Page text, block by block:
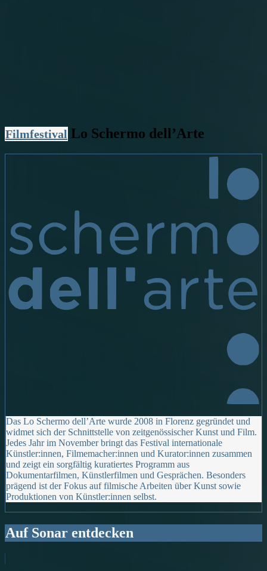
Filmfestival Lo Schermo dell’Arte
Das Lo Schermo dell’Arte wurde 2008 in Florenz gegründet und
widmet sich der Schnittstelle von zeitgenössischer Kunst und Film.
Jedes Jahr im November bringt das Festival internationale
Künstler:innen, Filmemacher:innen und Kurator:innen zusammen
und zeigt ein sorgfältig kuratiertes Programm aus
Dokumentarfilmen, Künstlerfilmen und Gesprächen. Besonders
prägend ist der Fokus auf filmische Arbeiten über Kunst sowie
Produktionen von Künstler:innen selbst.
Auf Sonar entdecken